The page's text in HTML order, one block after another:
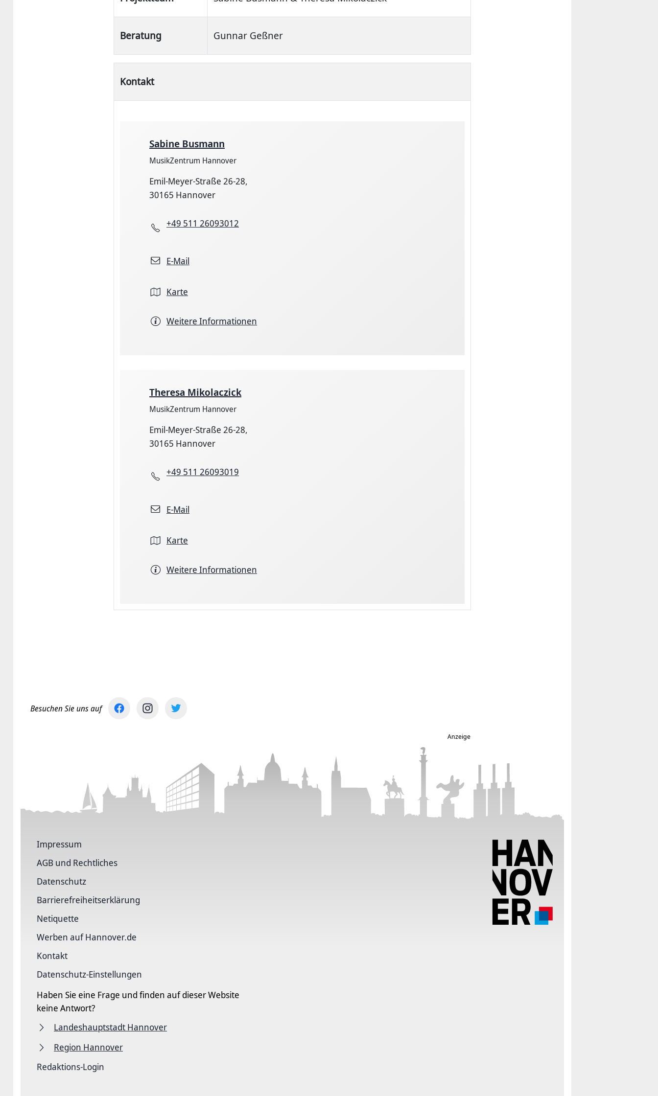
Beratung Gunnar Geßner
Kontakt
Sabine Busmann
MusikZentrum Hannover
Emil-Meyer-Straße 26-28,
30165 Hannover
+49 511 26093012
E-Mail
Karte
Weitere Informationen
Theresa Mikolaczick
MusikZentrum Hannover
Emil-Meyer-Straße 26-28,
30165 Hannover
+49 511 26093019
E-Mail
Karte
Weitere Informationen
Besuchen Sie uns auf
Anzeige
Impressum
AGB und Rechtliches
Datenschutz
Barriere­freiheits­erklärung
Netiquette
Werben auf Hannover.de
Kontakt
Datenschutz-Einstellungen
Haben Sie eine Frage und finden auf dieser Website
keine Antwort?
Landeshauptstadt Hannover
Region Hannover
Redaktions-Login